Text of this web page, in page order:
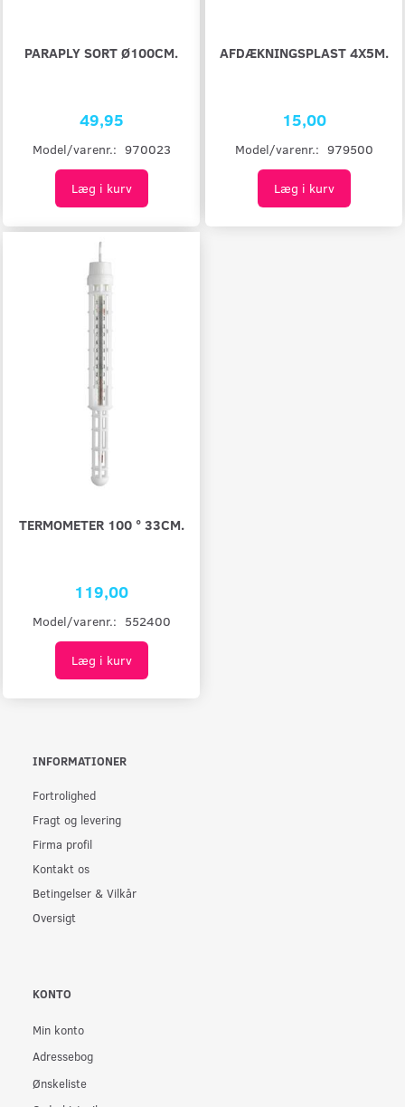
PARAPLY SORT Ø100CM.
49,95
Model/varenr.: 970023
Læg i kurv
AFDÆKNINGSPLAST 4X5M.
15,00
Model/varenr.: 979500
Læg i kurv
TERMOMETER 100 ° 33CM.
119,00
Model/varenr.: 552400
Læg i kurv
INFORMATIONER
Fortrolighed
Fragt og levering
Firma profil
Kontakt os
Betingelser & Vilkår
Oversigt
KONTO
Min konto
Adressebog
Ønskeliste